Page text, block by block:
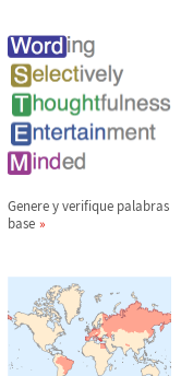
Genere y verifique palabras
base